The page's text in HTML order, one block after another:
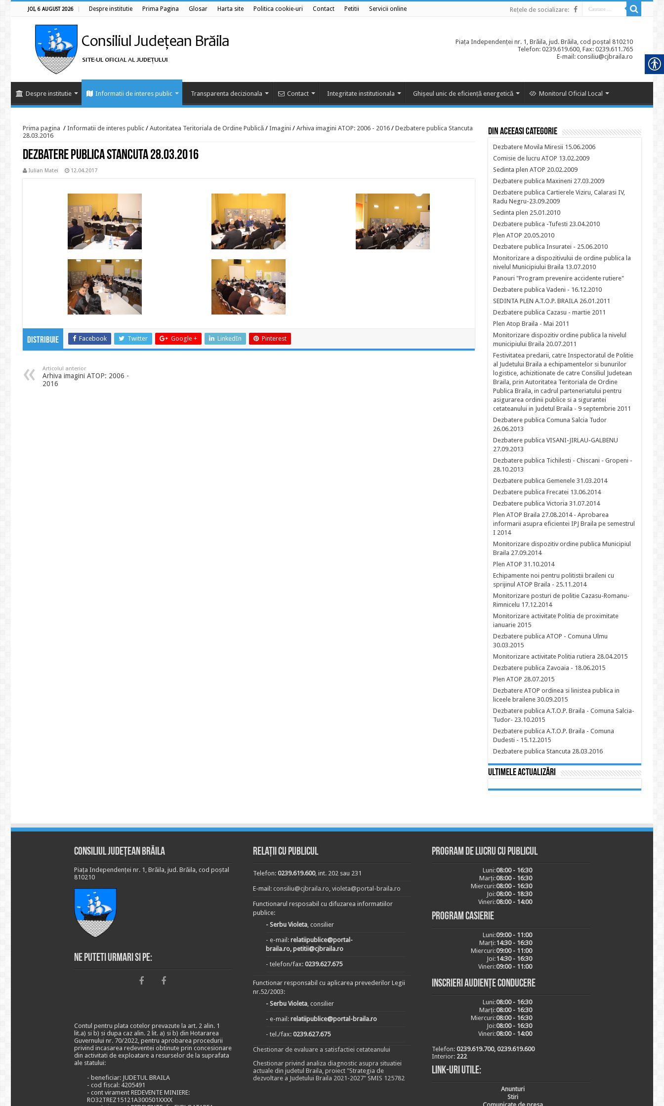
JOI, 6 AUGUST 2026 Despre institutie Prima Pagina Glosar Harta site Politica cookie-uri Contact Petitii Servicii online Rețele de socializare:
Piața Independenței nr. 1, Brăila, jud. Brăila, cod poștal 810210
Telefon: 0239.619.600, Fax: 0239.611.765
E-mail: consiliu@cjbraila.ro
Despre institutie Informatii de interes public Transparenta decizionala Contact Integritate institutionala Ghișeul unic de eficiență energetică Monitorul Oficial Local
Prima pagina / Informatii de interes public / Autoritatea Teritoriala de Ordine Publică / Imagini / Arhiva imagini ATOP: 2006 - 2016 / Dezbatere publica Stancuta
28.03.2016
Dezbatere publica Stancuta 28.03.2016
Iulian Matei 12.04.2017
Distribuie Facebook Twitter Google + LinkedIn Pinterest
Articolul anterior
Arhiva imagini ATOP: 2006 -
2016
Din aceeasi categorie
Dezbatere Movila Miresii 15.06.2006
Comisie de lucru ATOP 13.02.2009
Sedinta plen ATOP 20.02.2009
Dezbatere publica Maxineni 27.03.2009
Dezbatere publica Cartierele Viziru, Calarasi IV,
Radu Negru-23.09.2009
Sedinta plen 25.01.2010
Dezbatere publica -Tufesti 23.04.2010
Plen ATOP 20.05.2010
Dezbatere publica Insuratei - 25.06.2010
Monitorizare a dispozitivului de ordine publica la
nivelul Municipiului Braila 13.07.2010
Panouri "Program prevenire accidente rutiere"
Dezbatere publica Vadeni - 16.12.2010
SEDINTA PLEN A.T.O.P. BRAILA 26.01.2011
Dezbatere publica Cazasu - martie 2011
Plen Atop Braila - Mai 2011
Monitorizare dispozitiv ordine publica la nivelul
municipiului Braila 20.07.2011
Festivitatea predarii, catre Inspectoratul de Politie
al Judetului Braila a echipamentelor si bunurilor
logistice, achizitionate de catre Consiliul Judetean
Braila, prin Autoritatea Teritoriala de Ordine
Publica Braila, in cadrul parteneriatului pentru
asigurarea ordinii publice si a sigurantei
cetateanului in Judetul Braila - 9 septembrie 2011
Dezbatere publica Comuna Salcia Tudor
26.06.2013
Dezbatere publica VISANI-JIRLAU-GALBENU
27.09.2013
Dezbatere publica Tichilesti - Chiscani - Gropeni -
28.10.2013
Dezbatere publica Gemenele 31.03.2014
Dezbatere publica Frecatei 13.06.2014
Dezbatere publica Victoria 31.07.2014
Plen ATOP Braila 27.08.2014 - Aprobarea
informarii asupra eficientei IPJ Braila pe semestrul
I 2014
Monitorizare dispozitiv ordine publica Municipiul
Braila 27.09.2014
Plen ATOP 31.10.2014
Echipamente noi pentru politistii braileni cu
sprijinul ATOP Braila - 25.11.2014
Monitorizare posturi de politie Cazasu-Romanu-
Rimnicelu 17.12.2014
Monitorizare activitate Politia de proximitate
ianuarie 2015
Dezbatere publica ATOP - Comuna Ulmu
30.03.2015
Monitorizare activitate Politia rutiera 28.04.2015
Dezbatere publica Zavoaia - 18.06.2015
Plen ATOP 28.07.2015
Dezbatere ATOP ordinea si linistea publica in
liceele brailene 30.09.2015
Dezbatere publica A.T.O.P. Braila - Comuna Salcia-
Tudor- 23.10.2015
Dezbatere publica A.T.O.P. Braila - Comuna
Dudesti - 15.12.2015
Dezbatere publica Stancuta 28.03.2016
Ultimele actualizări
Consiliul Județean Brăila
Piața Independenței nr. 1, Brăila, jud. Brăila, cod poștal
810210
Ne puteti urmari si pe:
Contul pentru plata cotelor prevazute la art. 2 alin. 1
lit.a) si b) si dupa caz alin. 2 lit. a) si b) din Hotararea
Guvernului nr. 70/2022, pentru aprobarea procedurii
privind incasarea redeventei obtinute prin concesionare
din activitati de exploatare a resurselor de la suprafata
ale statului:
- beneficiar: JUDETUL BRAILA
- cod fiscal: 4205491
- cont virament REDEVENTE MINIERE:
RO32TREZ15121A300501XXXX
Relații cu publicul
Telefon: 0239.619.600, int. 202 sau 231
E-mail: consiliu@cjbraila.ro, violeta@portal-braila.ro
Functionarul resposabil cu difuzarea informatiilor
publice:
- Serbu Violeta, consilier
- e-mail: relatiipublice@portal-
braila.ro, petitii@cjbraila.ro
- telefon/fax: 0239.627.675
Functionar responsabil cu aplicarea prevederilor Legii
nr.52/2003:
- Serbu Violeta, consilier
- e-mail: relatiipublice@portal-braila.ro
- tel./fax: 0239.627.675
Chestionar de evaluare a satisfactiei cetateanului
Chestionar privind analiza diagnostic asupra situatiei
actuale din judetul Braila, proiect "Strategia de
dezvoltare a Judetului Braila 2021-2027" SMIS 125782
Program de lucru cu publicul
Luni:08:00 - 16:30
Marți:08:00 - 16:30
Miercuri:08:00 - 16:30
Joi:08:00 - 18:30
Vineri:08:00 - 14:00
Program casierie
Luni:09:00 - 11:00
Marți:14:30 - 16:30
Miercuri:09:00 - 11:00
Joi:14:30 - 16:30
Vineri:09:00 - 11:00
Inscrieri audiențe conducere
Luni:08:00 - 16:30
Marți:08:00 - 16:30
Miercuri:08:00 - 16:30
Joi:08:00 - 16:30
Vineri:08:00 - 14:00
Telefon: 0239.619.700, 0239.619.600
Interior: 222
Link-uri utile:
Anunturi
Stiri